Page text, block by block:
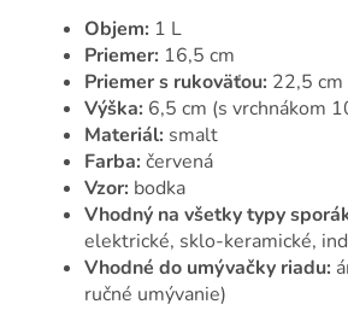
Objem: 1 L
Priemer: 16,5 cm
Priemer s rukoväťou: 22,5 cm
Výška: 6,5 cm (s vrchnákom
Materiál: smalt
Farba: červená
Vzor: bodka
Vhodný na všetky typy
elektrické, sklo-keramické,
Vhodné do umývačky riadu:
ručné umývanie)